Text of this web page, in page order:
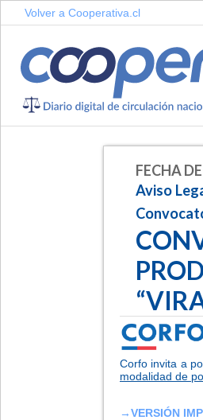
Volver a Cooperativa.cl
FECHA
Aviso
Corfo invita a
modalidad de
→VERSIÓN